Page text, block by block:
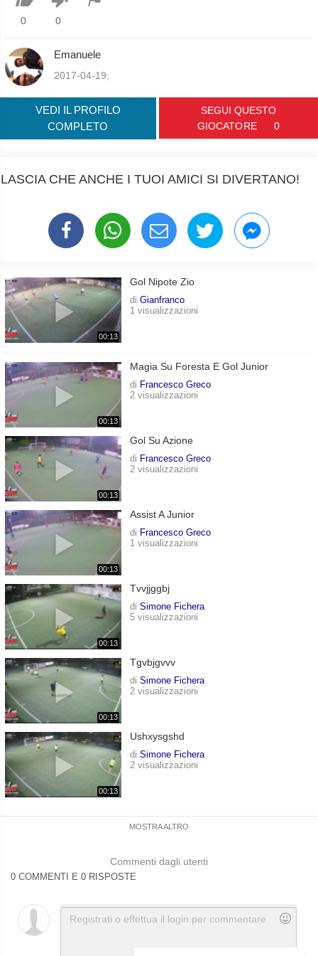
0 0
Emanuele
2017-04-19;
VEDI IL PROFILO
COMPLETO
SEGUI QUESTO
GIOCATORE
0
LASCIA CHE ANCHE I TUOI AMICI SI DIVERTANO!
00:13
Gol Nipote Zio
di Gianfranco
1 visualizzazioni
00:13
Magia Su Foresta E Gol Junior
di Francesco Greco
2 visualizzazioni
00:13
Gol Su Azione
di Francesco Greco
2 visualizzazioni
00:13
Assist A Junior
di Francesco Greco
1 visualizzazioni
00:13
Tvvjjggbj
di Simone Fichera
5 visualizzazioni
00:13
Tgvbjgvvv
di Simone Fichera
2 visualizzazioni
00:13
Ushxysgshd
di Simone Fichera
2 visualizzazioni
MOSTRA ALTRO
Commenti dagli utenti
0 COMMENTI E 0 RISPOSTE